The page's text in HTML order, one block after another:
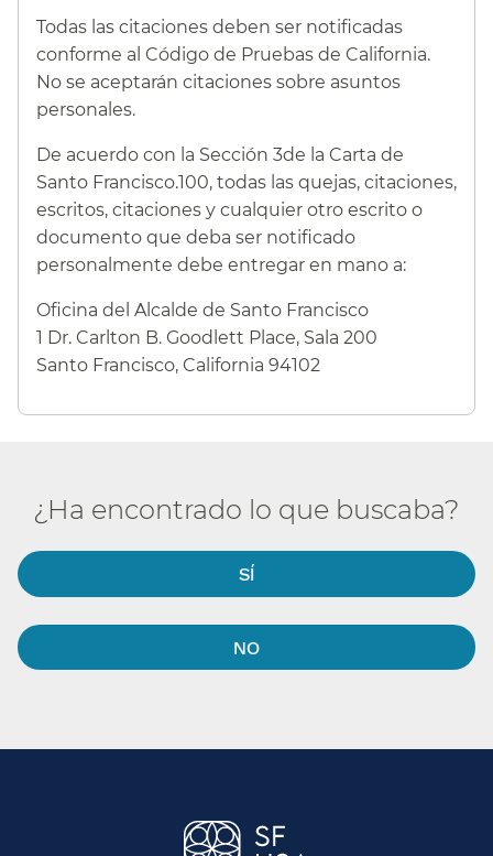
Todas las citaciones deben ser notificadas
conforme al Código de Pruebas de California.​​
No se aceptarán citaciones sobre asuntos
personales.​​
De acuerdo con la Sección 3de la Carta de
Santo Francisco.100, todas las quejas, citaciones,
escritos, citaciones y cualquier otro escrito o
documento que deba ser notificado
personalmente debe entregar en mano a:​​
Oficina del Alcalde de Santo Francisco​​
1 Dr. Carlton B. Goodlett Place, Sala 200​​
Santo Francisco, California 94102​​
¿Ha encontrado lo que buscaba?​​
SÍ​​
NO​​